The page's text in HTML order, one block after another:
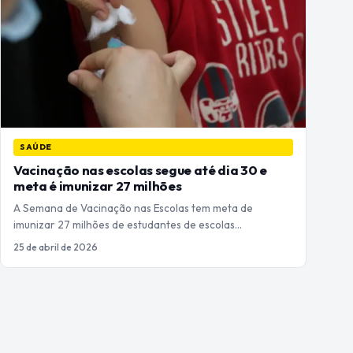
SAÚDE
Vacinação nas escolas segue até dia 30 e
meta é imunizar 27 milhões
A Semana de Vacinação nas Escolas tem meta de
imunizar 27 milhões de estudantes de escolas…
25 de abril de 2026